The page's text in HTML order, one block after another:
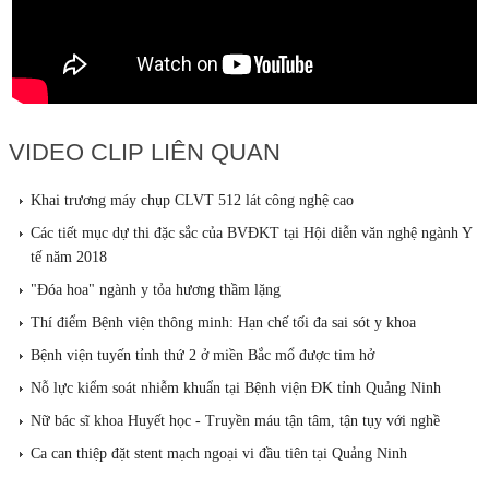
VIDEO CLIP LIÊN QUAN
Khai trương máy chụp CLVT 512 lát công nghệ cao
Các tiết mục dự thi đặc sắc của BVĐKT tại Hội diễn văn nghệ ngành Y
tế năm 2018
"Đóa hoa" ngành y tỏa hương thầm lặng
Thí điểm Bệnh viện thông minh: Hạn chế tối đa sai sót y khoa
Bệnh viện tuyến tỉnh thứ 2 ở miền Bắc mổ được tim hở
Nỗ lực kiểm soát nhiễm khuẩn tại Bệnh viện ĐK tỉnh Quảng Ninh
Nữ bác sĩ khoa Huyết học - Truyền máu tận tâm, tận tụy với nghề
Ca can thiệp đặt stent mạch ngoại vi đầu tiên tại Quảng Ninh